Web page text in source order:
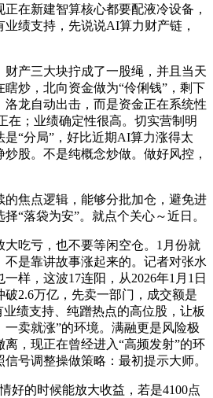
在新建智算核心都要配液冷设备，
绩支持，先说说AI算力财产链，
产三大块拧成了一股绳，并且当天
炒，北向资金做为“伶俐钱”，剩下
洛龙自动出击，而是资金正在系统性
在；业绩确定性很高。切实营制明
“分局”，好比近期AI算力涨得太
股。不是纯概念炒做。做好风控，
焦点逻辑，能够分批加仓，避免进
“落袋为安”。就点个关心～近日。
吃亏，也不要等闲空仓。1月份就
是靠讲故事涨起来的。记者对张水
样，这波17连阳，从2026年1月1日
2.6万亿，先卖一部门，成交额是
绩支持、纯蹭热点的高位股，让板
卖就涨”的环境。满融更是风险极
，现正在曾经进入“高频发射”的环
号调整操做策略：最初提示大师。
的时候能放大收益，若是4100点